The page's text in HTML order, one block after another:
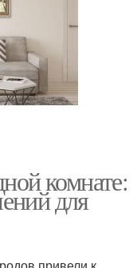
комнате:
для